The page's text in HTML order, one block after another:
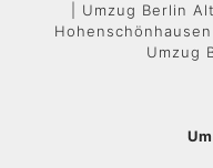
| Umzug Berlin
Umzug